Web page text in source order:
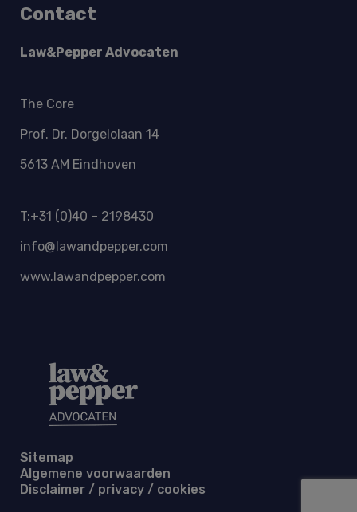
Contact
Law&Pepper Advocaten
The Core
Prof. Dr. Dorgelolaan 14
5613 AM Eindhoven
T:+31 (0)40 – 2198430
info@lawandpepper.com
www.lawandpepper.com
Sitemap
Algemene voorwaarden
Disclaimer / privacy / cookies